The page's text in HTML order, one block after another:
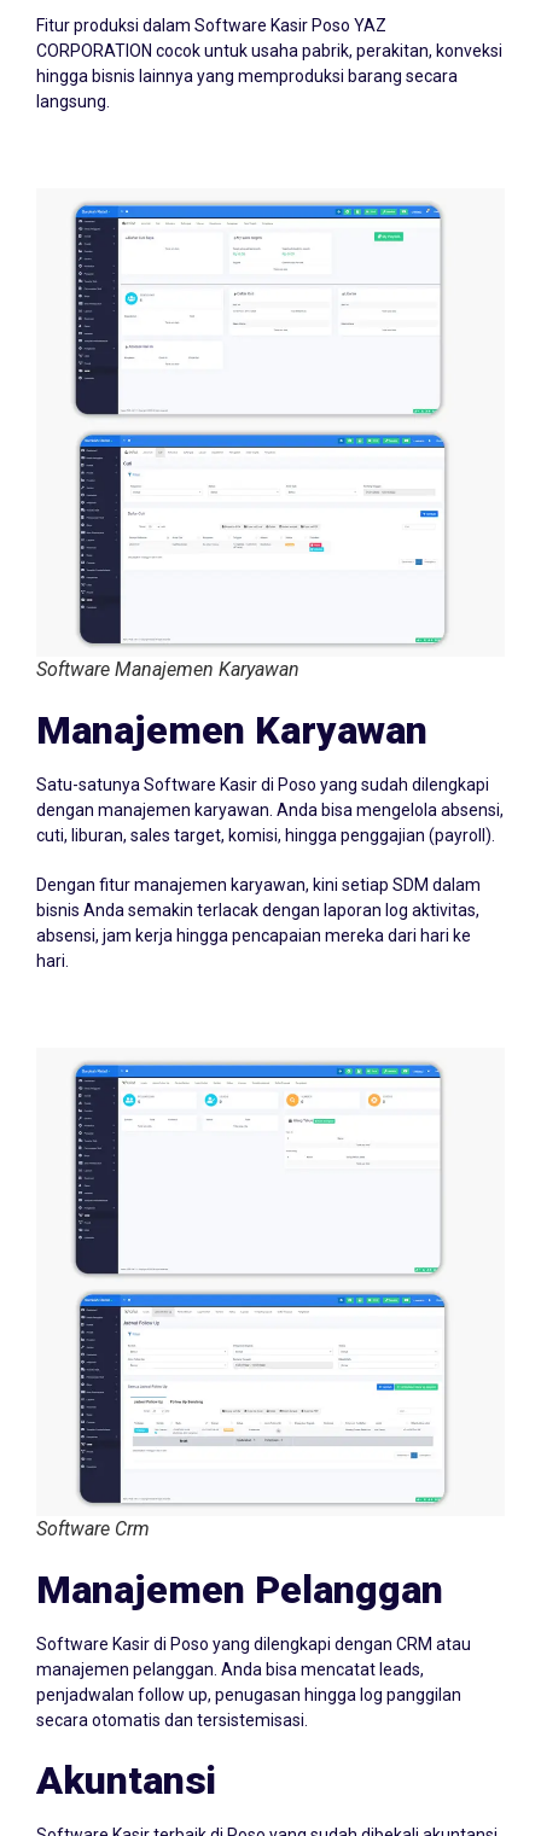
CORPORATION cocok untuk usaha pabrik, perakitan, konveksi
hingga bisnis lainnya yang memproduksi barang secara
langsung.
Software Manajemen Karyawan
Manajemen Karyawan
dengan manajemen karyawan. Anda bisa mengelola absensi,
cuti, liburan, sales target, komisi, hingga penggajian (payroll).
bisnis Anda semakin terlacak dengan laporan log aktivitas,
absensi, jam kerja hingga pencapaian mereka dari hari ke
hari.
Software Crm
Manajemen Pelanggan
manajemen pelanggan. Anda bisa mencatat leads,
penjadwalan follow up, penugasan hingga log panggilan
secara otomatis dan tersistemisasi.
Akuntansi